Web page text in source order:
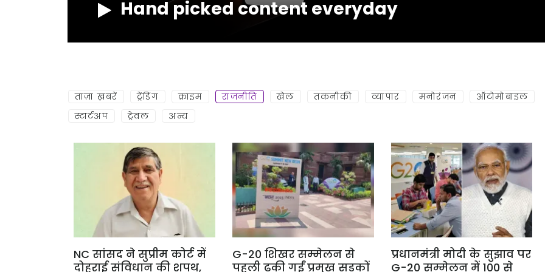
Hand picked content everyday
ताज़ा ख़बरें ट्रेंडिंग क्राइम राजनीति खेल तकनीकी व्यापार मनोरंजन
ऑटोमोबाइल
स्टार्टअप
ट्रेवल अन्य
NC सांसद ने सुप्रीम कोर्ट में
दोहराई संविधान की शपथ,
G-20 शिखर सम्मेलन से
पहली ढकी गईं प्रमुख सड़कों
प्रधानमंत्री मोदी के सुझाव पर
G-20 सम्मेलन में 100 से